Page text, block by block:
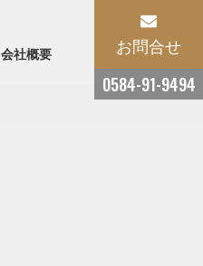
会社概要 お問合せ
0584-91-9494